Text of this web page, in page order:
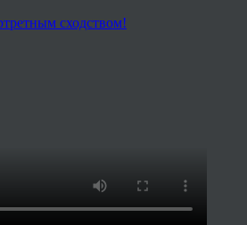
сходством!